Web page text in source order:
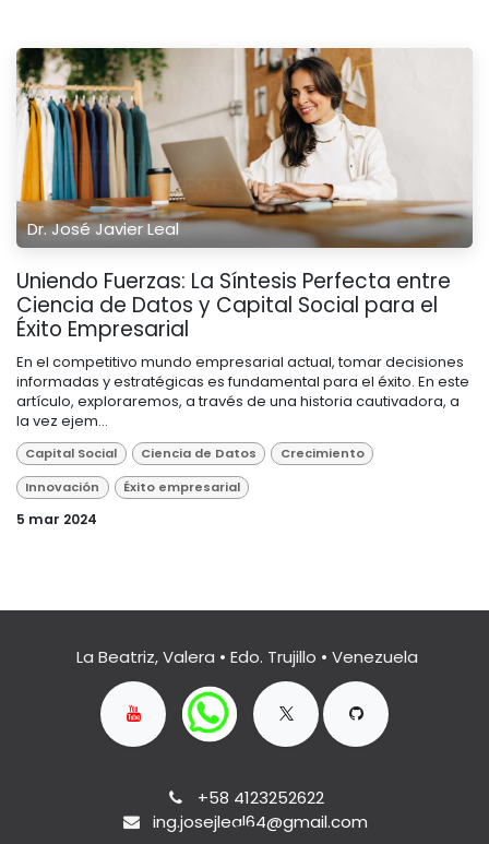
Dr. José Javier Leal
Uniendo Fuerzas: La Síntesis Perfecta entre
Ciencia de Datos y Capital Social para el
Éxito Empresarial
En el competitivo mundo empresarial actual, tomar decisiones
informadas y estratégicas es fundamental para el éxito. En este
artículo, exploraremos, a través de una historia cautivadora, a
la vez ejem...
Capital Social Ciencia de Datos
Crecimiento
Innovación
Éxito empresarial
5 mar 2024
La Beatriz, Valera • Edo. Trujillo • Venezuela
+58 4123252622
ing.josejleal64@gmail.com